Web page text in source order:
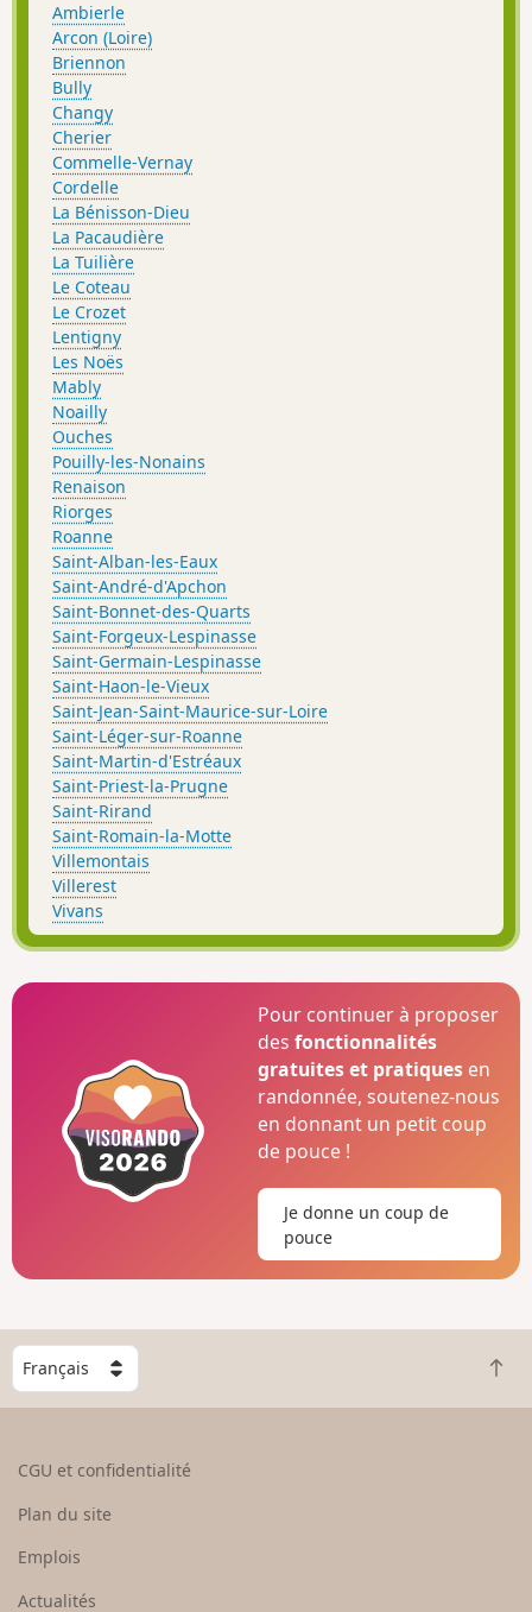
Ambierle
Arcon (Loire)
Briennon
Bully
Changy
Cherier
Commelle-Vernay
Cordelle
La Bénisson-Dieu
La Pacaudière
La Tuilière
Le Coteau
Le Crozet
Lentigny
Les Noës
Mably
Noailly
Ouches
Pouilly-les-Nonains
Renaison
Riorges
Roanne
Saint-Alban-les-Eaux
Saint-André-d'Apchon
Saint-Bonnet-des-Quarts
Saint-Forgeux-Lespinasse
Saint-Germain-Lespinasse
Saint-Haon-le-Vieux
Saint-Jean-Saint-Maurice-sur-Loire
Saint-Léger-sur-Roanne
Saint-Martin-d'Estréaux
Saint-Priest-la-Prugne
Saint-Rirand
Saint-Romain-la-Motte
Villemontais
Villerest
Vivans
Pour continuer à proposer
desfonctionnalités
gratuites et pratiques en
randonnée, soutenez-nous
en donnant un petit coup
de pouce !
Je donne un coup de
pouce
C
h
o
e
u
R
e
CGU et confidentialité
Plan du site
Emplois
Actualités